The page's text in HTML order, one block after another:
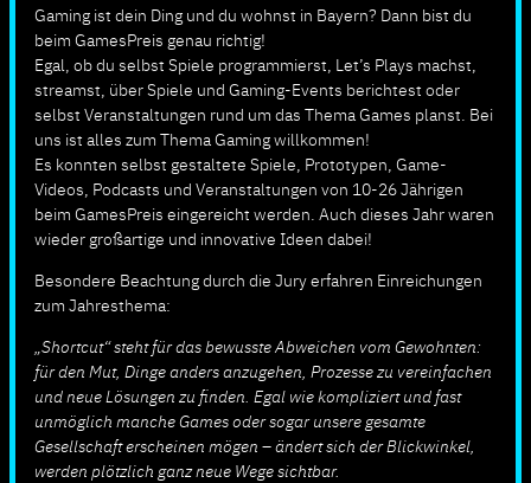
Gaming ist dein Ding und du wohnst in Bayern? Dann bist du
beim GamesPreis genau richtig!
Egal, ob du selbst Spiele programmierst, Let’s Plays machst,
streamst, über Spiele und Gaming-Events berichtest oder
selbst Veranstaltungen rund um das Thema Games planst. Bei
uns ist alles zum Thema Gaming willkommen!
Es konnten selbst gestaltete Spiele, Prototypen, Game-
Videos, Podcasts und Veranstaltungen von 10-26 Jährigen
beim GamesPreis eingereicht werden. Auch dieses Jahr waren
wieder großartige und innovative Ideen dabei!
Besondere Beachtung durch die Jury erfahren Einreichungen
zum Jahresthema:
„Shortcut“ steht für das bewusste Abweichen vom Gewohnten:
für den Mut, Dinge anders anzugehen, Prozesse zu vereinfachen
und neue Lösungen zu finden. Egal wie kompliziert und fast
unmöglich manche Games oder sogar unsere gesamte
Gesellschaft erscheinen mögen – ändert sich der Blickwinkel,
werden plötzlich ganz neue Wege sichtbar.